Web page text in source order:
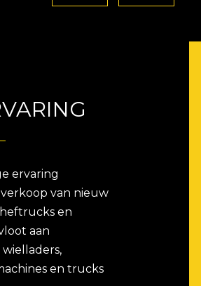
ervaring
van nieuw
en
aan
en trucks